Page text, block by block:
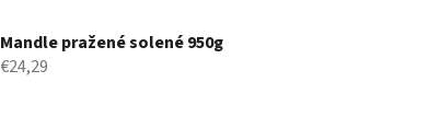
Mandle pražené solené 950g
€24,29